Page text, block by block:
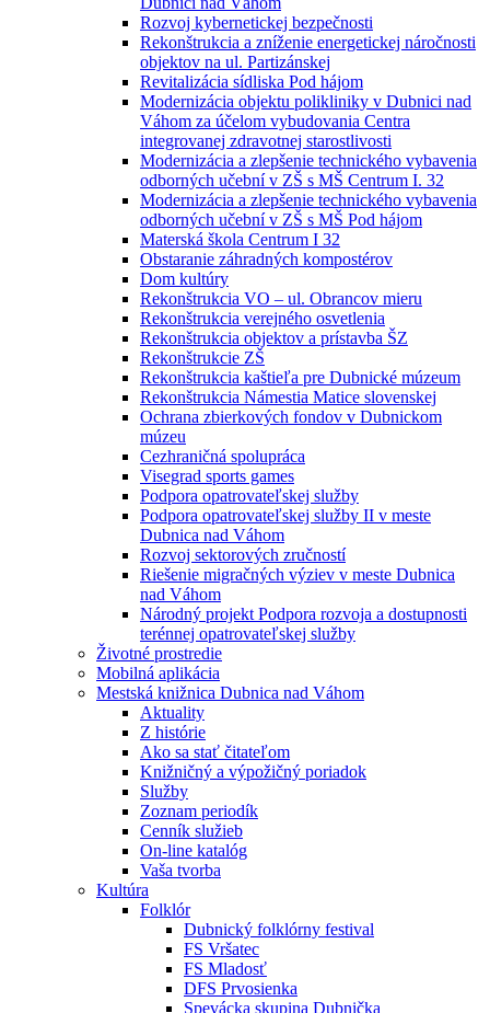
Rozvoj kybernetickej bezpečnosti
Rekonštrukcia a zníženie energetickej náročnosti
objektov na ul. Partizánskej
Revitalizácia sídliska Pod hájom
Modernizácia objektu polikliniky v Dubnici nad
Váhom za účelom vybudovania Centra
integrovanej zdravotnej starostlivosti
Modernizácia a zlepšenie technického vybavenia
odborných učební v ZŠ s MŠ Centrum I. 32
Modernizácia a zlepšenie technického vybavenia
odborných učební v ZŠ s MŠ Pod hájom
Materská škola Centrum I 32
Obstaranie záhradných kompostérov
Dom kultúry
Rekonštrukcia VO – ul. Obrancov mieru
Rekonštrukcia verejného osvetlenia
Rekonštrukcia objektov a prístavba ŠZ
Rekonštrukcie ZŠ
Rekonštrukcia kaštieľa pre Dubnické múzeum
Rekonštrukcia Námestia Matice slovenskej
Ochrana zbierkových fondov v Dubnickom
múzeu
Cezhraničná spolupráca
Visegrad sports games
Podpora opatrovateľskej služby
Podpora opatrovateľskej služby II v meste
Dubnica nad Váhom
Rozvoj sektorových zručností
Riešenie migračných výziev v meste Dubnica
nad Váhom
Národný projekt Podpora rozvoja a dostupnosti
terénnej opatrovateľskej služby
Životné prostredie
Mobilná aplikácia
Mestská knižnica Dubnica nad Váhom
Aktuality
Z histórie
Ako sa stať čitateľom
Knižničný a výpožičný poriadok
Služby
Zoznam periodík
Cenník služieb
On-line katalóg
Vaša tvorba
Kultúra
Folklór
Dubnický folklórny festival
FS Vršatec
FS Mladosť
DFS Prvosienka
Spevácka skupina Dubnička